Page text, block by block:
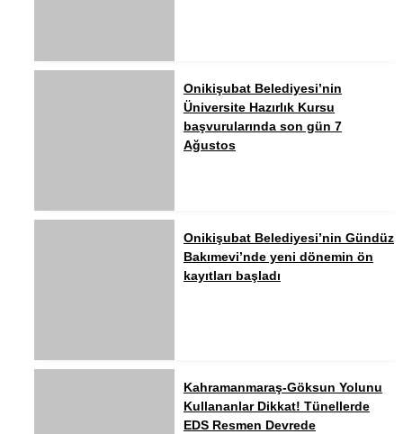
Onikişubat Belediyesi’nin
Üniversite Hazırlık Kursu
başvurularında son gün 7
Ağustos
Onikişubat Belediyesi’nin Gündüz
Bakımevi’nde yeni dönemin ön
kayıtları başladı
Kahramanmaraş-Göksun Yolunu
Kullananlar Dikkat! Tünellerde
EDS Resmen Devrede